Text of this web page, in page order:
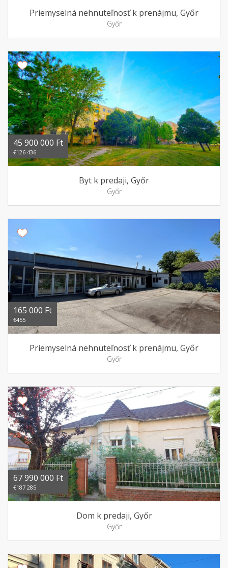
Priemyselná nehnuteľnosť k prenájmu, Győr
Győr
45 900 000 Ft
€126 436
Byt k predaji, Győr
Győr
165 000 Ft
€455
Priemyselná nehnuteľnosť k prenájmu, Győr
Győr
67 990 000 Ft
€187 285
Dom k predaji, Győr
Győr